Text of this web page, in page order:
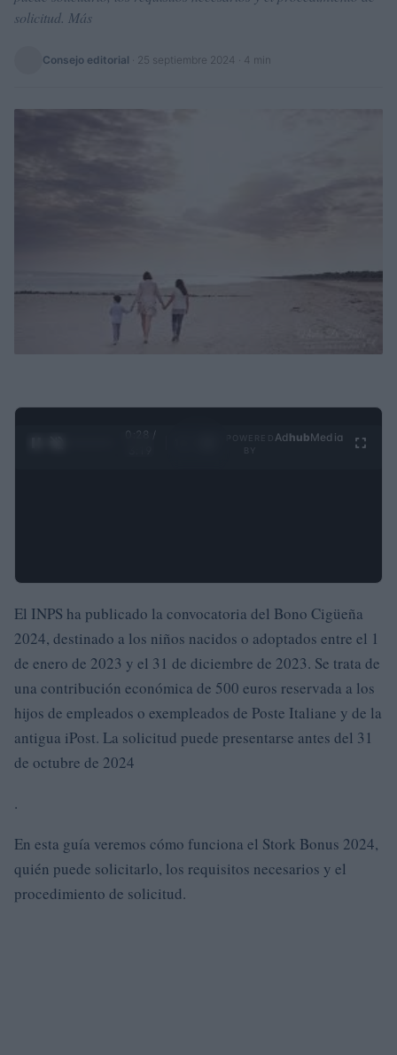
solicitud. Más
Consejo editorial 25 septiembre 2024 · 4 min
0:29 /
Ad hubMedia
El INPS ha publicado la convocatoria del Bono Cigüeña
2024, destinado a los niños nacidos o adoptados entre el 1
de enero de 2023 y el 31 de diciembre de 2023. Se trata de
una contribución económica de 500 euros reservada a los
hijos de empleados o exempleados de Poste Italiane y de la
antigua iPost. La solicitud puede presentarse antes del 31
de octubre de 2024
.
En esta guía veremos cómo funciona el Stork Bonus 2024,
quién puede solicitarlo, los requisitos necesarios y el
procedimiento de solicitud.